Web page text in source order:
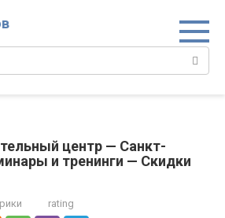
центр — Санкт-
и тренинги — Скидки
rating